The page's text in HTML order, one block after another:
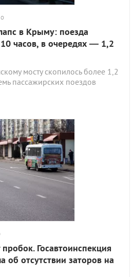
в Крыму: поезда
часов, в очередях — 1,2
мосту скопилось более 1,2
пассажирских поездов
Госавтоинспекция
об отсутствии заторов на